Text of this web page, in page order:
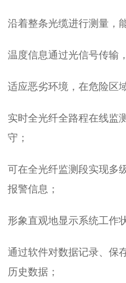
沿着整条光缆进行测量，
温度信息通过光信号传输
适应恶劣环境，在危险区
实时全光纤全路程在线监
守；
可在全光纤监测段实现多
报警信息；
形象直观地显示系统工作
通过软件对数据记录、保
历史数据；